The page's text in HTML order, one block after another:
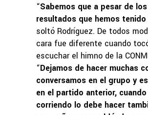
“Sabemos que a pesar de los
resultados que hemos tenido
soltó Rodríguez. De todos
cara fue diferente cuando
escuchar el himno de la
“Dejamos de hacer muchas
conversamos en el grupo y
en el partido anterior,
corriendo lo debe hacer